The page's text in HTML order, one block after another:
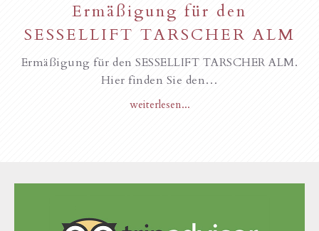
Ermäßigung für den
SESSELLIFT TARSCHER ALM
Ermäßigung für den SESSELLIFT TARSCHER ALM.
Hier finden Sie den…
weiterlesen...